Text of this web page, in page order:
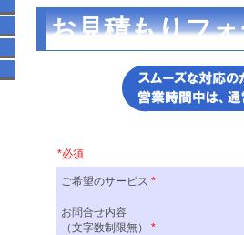
お見積もりフ